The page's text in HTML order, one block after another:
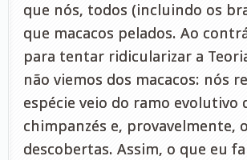
que nós, todos (incluindo os
que macacos pelados. Ao
para tentar ridicularizar a
não viemos dos macacos: nós
espécie veio do ramo
chimpanzés e, provavelmente,
descobertas. Assim, o que eu